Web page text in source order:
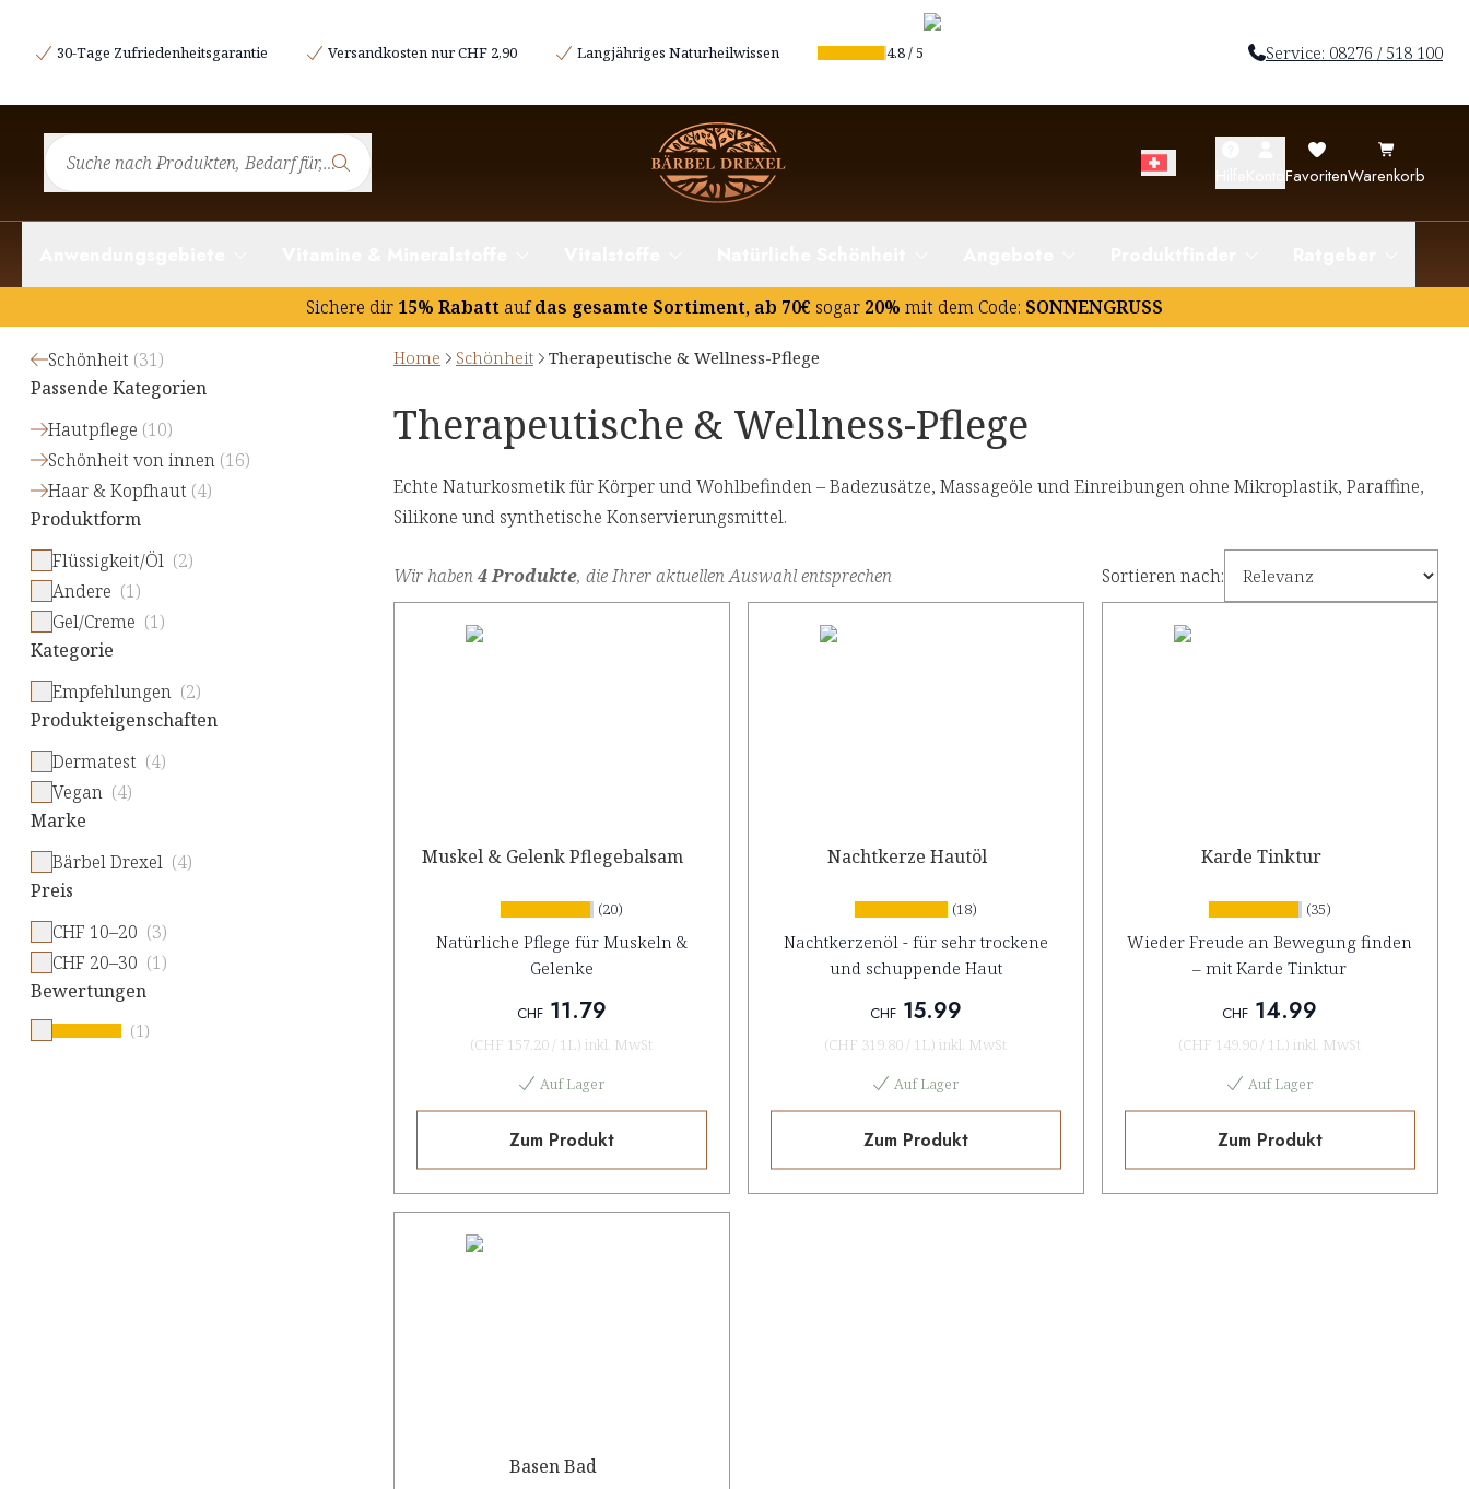
30-Tage Zufriedenheitsgarantie Versandkosten nur CHF 2,90 Langjähriges Naturheilwissen 4.8/5 Service: 08276 / 518 100
FavoritenWarenkorb
Sichere dir 15% Rabatt aufdas gesamte Sortiment, ab 70€ sogar 20% mit dem Code: SONNENGRUSS
Schönheit (31)
Passende Kategorien
Hautpflege (10)
Schönheit von innen (16)
Haar & Kopfhaut (4)
Produktform
Flüssigkeit/Öl (2)
Andere (1)
Gel/Creme (1)
Kategorie
Empfehlungen (2)
Produkteigenschaften
Dermatest (4)
Vegan (4)
Marke
Bärbel Drexel (4)
Preis
CHF 10–20 (3)
CHF 20–30 (1)
Bewertungen
(1)
Home Schönheit Therapeutische & Wellness-Pflege
Therapeutische & Wellness-Pflege
Echte Naturkosmetik für Körper und Wohlbefinden – Badezusätze, Massageöle und Einreibungen ohne Mikroplastik, Paraffine,
Silikone und synthetische Konservierungsmittel.
Wir haben4 Produkte, die Ihrer aktuellen Auswahl entsprechen Sortieren nach:
Muskel & Gelenk Pflegebalsam
(20)
Natürliche Pflege für Muskeln &
Gelenke
CHF11.79
(CHF 157.20 / 1L) inkl. MwSt
Auf Lager
Zum Produkt
Nachtkerze Hautöl
(18)
Nachtkerzenöl - für sehr trockene
und schuppende Haut
CHF15.99
(CHF 319.80 / 1L) inkl. MwSt
Auf Lager
Zum Produkt
Karde Tinktur
(35)
Wieder Freude an Bewegung finden
– mit Karde Tinktur
CHF 14.99
(CHF 149.90 / 1L) inkl. MwSt
Auf Lager
Zum Produkt
Basen Bad